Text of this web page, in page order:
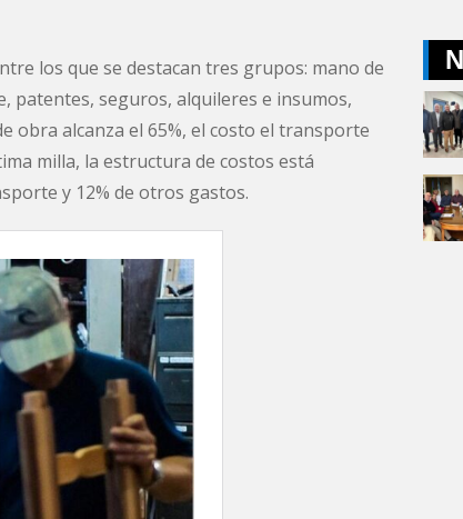
los que se destacan tres grupos: mano de
patentes, seguros, alquileres e insumos,
obra alcanza el 65%, el costo el transporte
milla, la estructura de costos está
y 12% de otros gastos.